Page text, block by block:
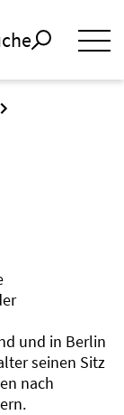
und in Berlin
seinen Sitz
nach